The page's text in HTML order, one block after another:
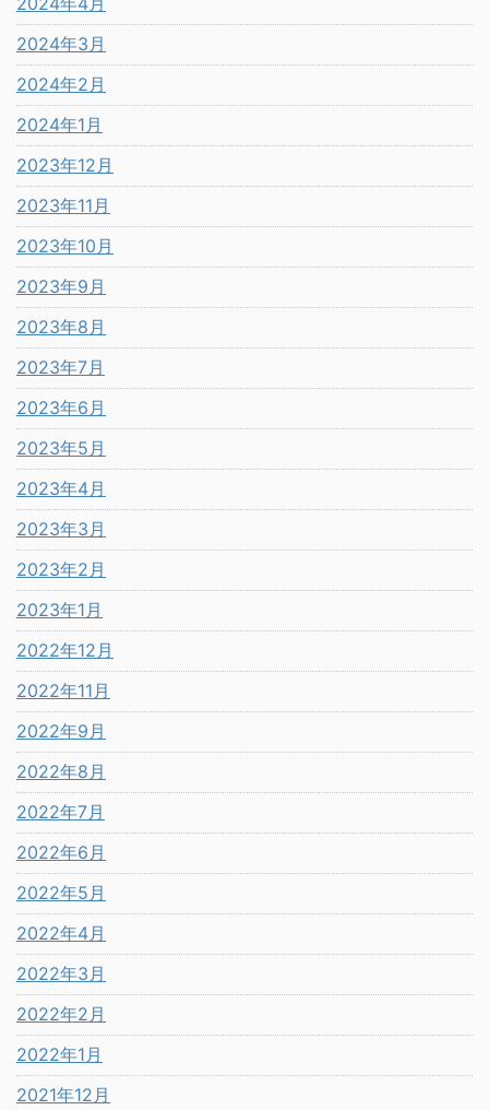
2024年3月
2024年2月
2024年1月
2023年12月
2023年11月
2023年10月
2023年9月
2023年8月
2023年7月
2023年6月
2023年5月
2023年4月
2023年3月
2023年2月
2023年1月
2022年12月
2022年11月
2022年9月
2022年8月
2022年7月
2022年6月
2022年5月
2022年4月
2022年3月
2022年2月
2022年1月
2021年12月